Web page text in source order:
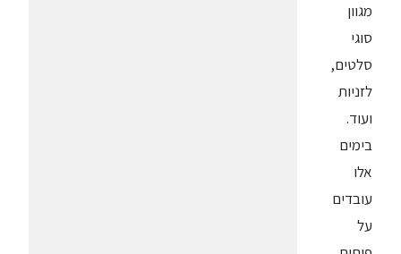
מגוון
סוגי
סלטים,
לזניות
ועוד.
בימים
אלו
עובדים
על